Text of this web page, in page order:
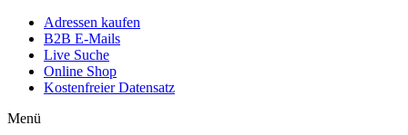
Adressen kaufen
B2B E-Mails
Live Suche
Online Shop
Kostenfreier Datensatz
Menü